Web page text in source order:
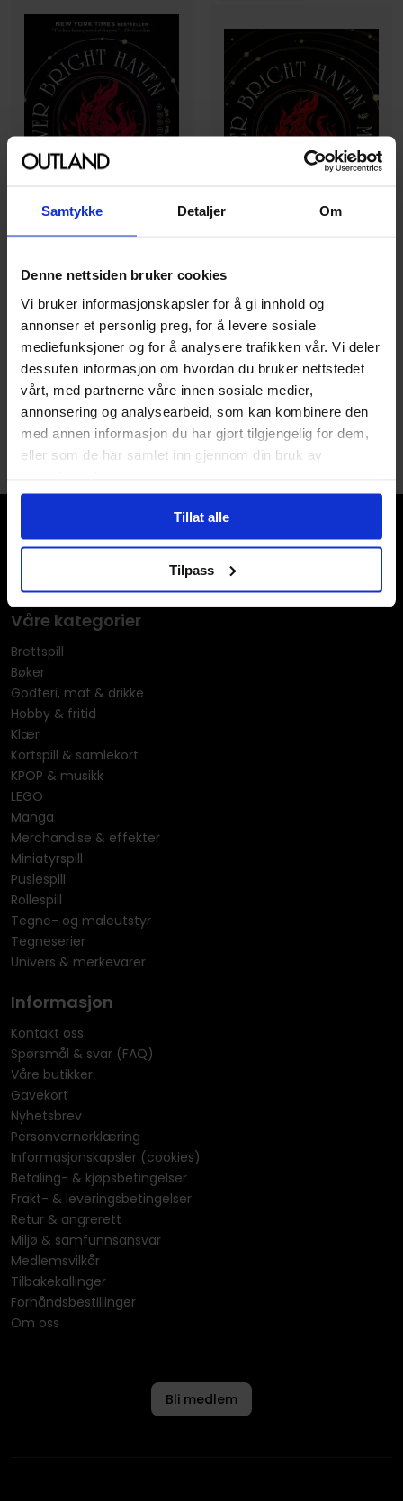
Samtykke Detaljer Om
Denne nettsiden bruker cookies
Vi bruker informasjonskapsler for å gi innhold og
annonser et personlig preg, for å levere sosiale
mediefunksjoner og for å analysere trafikken vår. Vi deler
dessuten informasjon om hvordan du bruker nettstedet
vårt, med partnerne våre innen sosiale medier,
annonsering og analysearbeid, som kan kombinere den
med annen informasjon du har gjort tilgjengelig for dem,
eller som de har samlet inn gjennom din bruk av
Tillat alle
Tilpass
Blood Over Bright Haven: A
Novel
Blood Over Bright Haven
Paperback · Engelsk
Blood Over Bright Haven
M L Wang
Paperback · Engelsk
1
Våre kategorier
Brettspill
Bøker
Godteri, mat & drikke
Hobby & fritid
Klær
Kortspill & samlekort
KPOP & musikk
LEGO
Manga
Merchandise & effekter
Miniatyrspill
Puslespill
Rollespill
Tegne- og maleutstyr
Tegneserier
Univers & merkevarer
Informasjon
Kontakt oss
Spørsmål & svar (FAQ)
Våre butikker
Gavekort
Nyhetsbrev
Personvernerklæring
Informasjonskapsler (cookies)
Betaling- & kjøpsbetingelser
Frakt- & leveringsbetingelser
Retur & angrerett
Miljø & samfunnsansvar
Medlemsvilkår
Tilbakekallinger
Forhåndsbestillinger
Om oss
Bli medlem